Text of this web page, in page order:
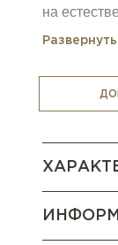
на
Развернуть